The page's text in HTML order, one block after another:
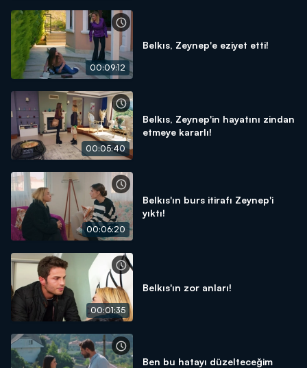
00:09:12
Belkıs, Zeynep'e eziyet etti!
00:05:40
Belkıs, Zeynep'in hayatını zindan
etmeye kararlı!
00:06:20
Belkıs'ın burs itirafı Zeynep'i
yıktı!
00:01:35
Belkıs'ın zor anları!
Ben bu hatayı düzelteceğim